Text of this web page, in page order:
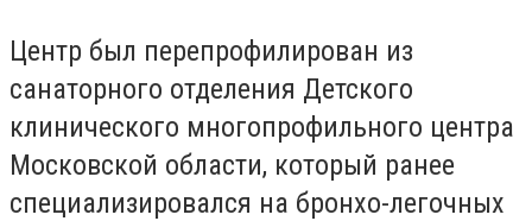
Центр был перепрофилирован из
санаторного отделения Детского
клинического многопрофильного центра
Московской области, который ранее
специализировался на бронхо-легочных